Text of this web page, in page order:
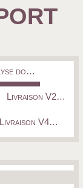
do…
Livraison V2…
Livraison V4…